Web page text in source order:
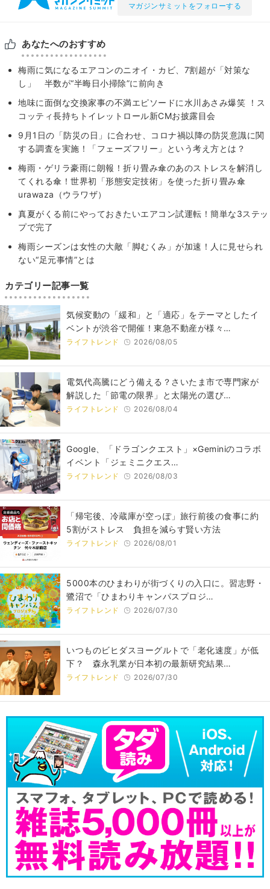
マガジンサミットをフォローする
あなたへのおすすめ
梅雨に気になるエアコンのニオイ・カビ、7割超が「対策な
し」 半数が“半晦日小掃除”に前向き
地味に面倒な交換家事の不満エピソードに水川あさみ爆笑 ！ス
コッティ長持ちトイレットロール新CMお披露目会
9月1日の「防災の日」に合わせ、コロナ禍以降の防災意識に関
する調査を実施！「フェーズフリー」という考え方とは？
梅雨・ゲリラ豪雨に朗報！折り畳み傘のあのストレスを解消し
てくれる傘！世界初「形態安定技術」を使った折り畳み傘
urawaza（ウラワザ）
真夏がくる前にやっておきたいエアコン試運転！簡単な3ステッ
プで完了
梅雨シーズンは女性の大敵「脚むくみ」が加速！人に見せられ
ない“足元事情”とは
カテゴリー記事一覧
気候変動の「緩和」と「適応」をテーマとしたイ
ベントが渋谷で開催！東急不動産が様々…
ライフトレンド 2026/08/05
電気代高騰にどう備える？さいたま市で専門家が
解説した「節電の限界」と太陽光の選び…
ライフトレンド 2026/08/04
Google、「ドラゴンクエスト」×Geminiのコラボ
イベント「ジェミニクエス…
ライフトレンド 2026/08/03
「帰宅後、冷蔵庫が空っぽ」旅行前後の食事に約
5割がストレス 負担を減らす賢い方法
ライフトレンド 2026/08/01
5000本のひまわりが街づくりの入口に。習志野・
鷺沼で「ひまわりキャンパスプロジ…
ライフトレンド 2026/07/30
いつものビヒダスヨーグルトで「老化速度」が低
下？ 森永乳業が日本初の最新研究結果…
ライフトレンド 2026/07/30